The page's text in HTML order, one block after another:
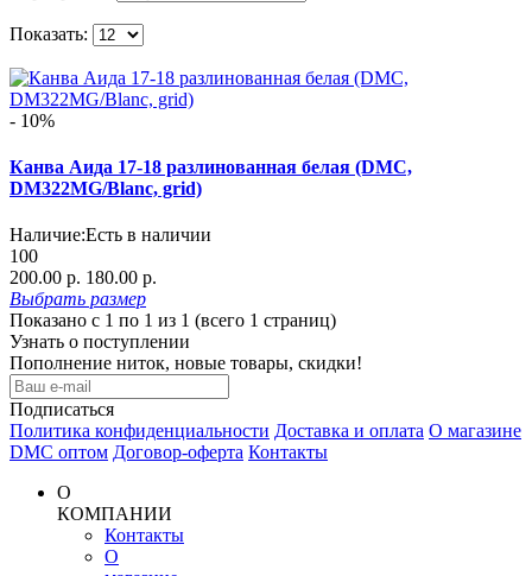
Показать:
- 10%
Канва Аида 17-18 разлинованная белая (DMC,
DM322MG/Blanc, grid)
Наличие:Есть в наличии
100
200.00 р. 180.00 р.
Выбрать размер
Показано с 1 по 1 из 1 (всего 1 страниц)
Узнать о поступлении
Пополнение ниток, новые товары, скидки!
Подписаться
Политика конфиденциальности Доставка и оплата О магазине
DMC оптом Договор-оферта Контакты
О
КОМПАНИИ
Контакты
О